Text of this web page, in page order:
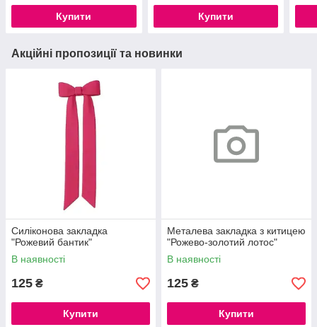
Купити Купити
Акційні пропозиції та новинки
Силіконова закладка
"Рожевий бантик"
В наявності
125 ₴
Купити
Металева закладка з китицею
"Рожево-золотий лотос"
В наявності
125 ₴
Купити